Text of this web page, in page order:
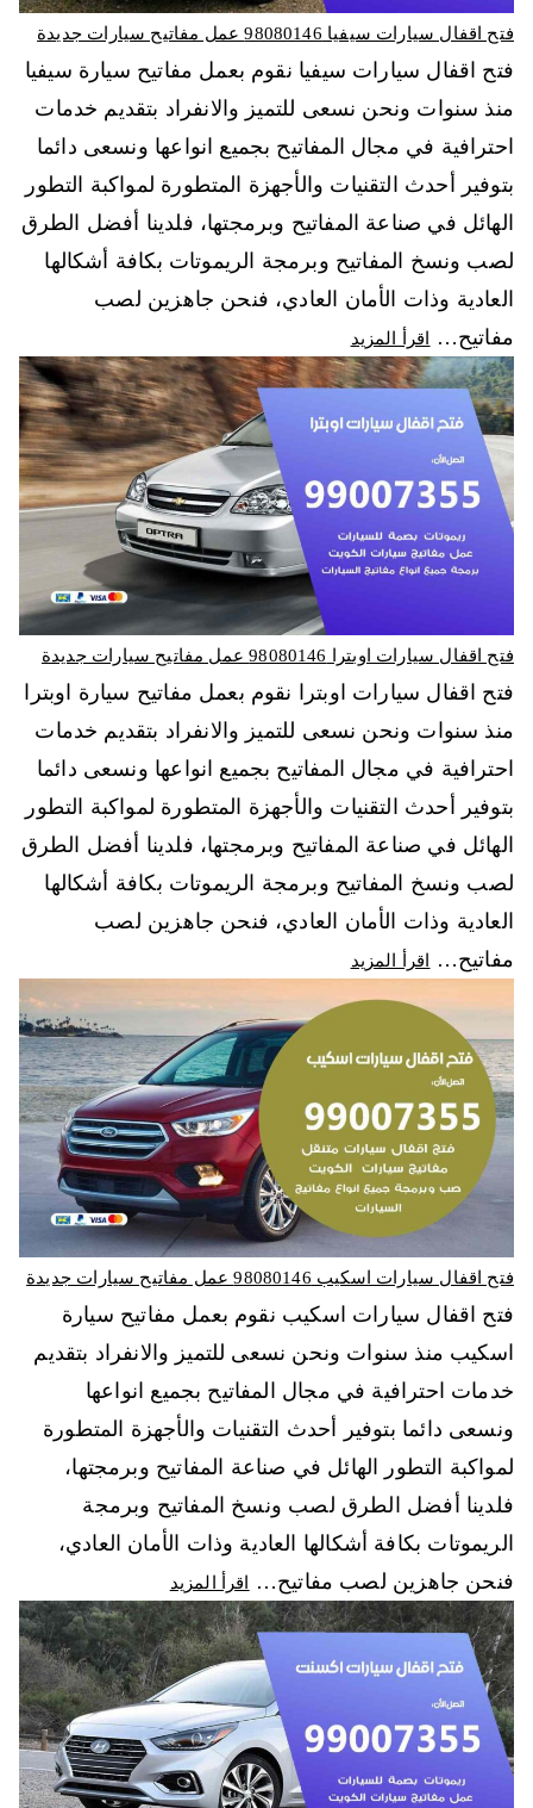
فتح اقفال سيارات سيفيا 98080146‬ عمل مفاتيح سيارات جديدة
فتح اقفال سيارات سيفيا نقوم بعمل مفاتيح سيارة سيفيا
منذ سنوات ونحن نسعى للتميز والانفراد بتقديم خدمات
احترافية في مجال المفاتيح بجميع انواعها ونسعى دائما
بتوفير أحدث التقنيات والأجهزة المتطورة لمواكبة التطور
الهائل في صناعة المفاتيح وبرمجتها، فلدينا أفضل الطرق
لصب ونسخ المفاتيح وبرمجة الريموتات بكافة أشكالها
العادية وذات الأمان العادي، فنحن جاهزين لصب
مفاتيح…
اقرأ المزيد
فتح اقفال سيارات اوبترا 98080146‬ عمل مفاتيح سيارات جديدة
فتح اقفال سيارات اوبترا نقوم بعمل مفاتيح سيارة اوبترا
منذ سنوات ونحن نسعى للتميز والانفراد بتقديم خدمات
احترافية في مجال المفاتيح بجميع انواعها ونسعى دائما
بتوفير أحدث التقنيات والأجهزة المتطورة لمواكبة التطور
الهائل في صناعة المفاتيح وبرمجتها، فلدينا أفضل الطرق
لصب ونسخ المفاتيح وبرمجة الريموتات بكافة أشكالها
العادية وذات الأمان العادي، فنحن جاهزين لصب
مفاتيح…
اقرأ المزيد
فتح اقفال سيارات اسكيب 98080146‬ عمل مفاتيح سيارات جديدة
فتح اقفال سيارات اسكيب نقوم بعمل مفاتيح سيارة
اسكيب منذ سنوات ونحن نسعى للتميز والانفراد بتقديم
خدمات احترافية في مجال المفاتيح بجميع انواعها
ونسعى دائما بتوفير أحدث التقنيات والأجهزة المتطورة
لمواكبة التطور الهائل في صناعة المفاتيح وبرمجتها،
فلدينا أفضل الطرق لصب ونسخ المفاتيح وبرمجة
الريموتات بكافة أشكالها العادية وذات الأمان العادي،
فنحن جاهزين لصب مفاتيح…
اقرأ المزيد